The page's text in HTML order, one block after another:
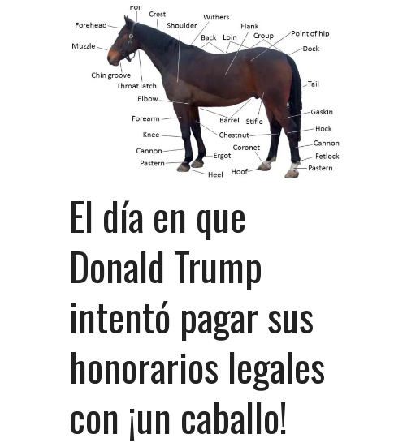
El día en que
Donald Trump
intentó pagar sus
honorarios legales
con ¡un caballo!